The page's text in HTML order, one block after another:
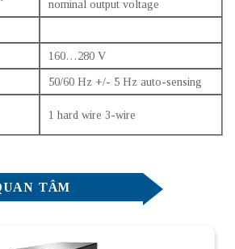
nominal output voltage
160…280 V
50/60 Hz +/- 5 Hz auto-sensing
1 hard wire 3-wire
TÂM